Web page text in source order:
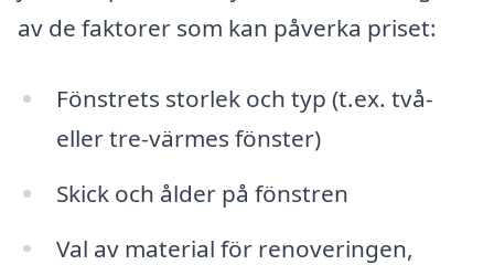
av de faktorer som kan påverka priset:
Fönstrets storlek och typ (t.ex. två-
eller tre-värmes fönster)
Skick och ålder på fönstren
Val av material för renoveringen,